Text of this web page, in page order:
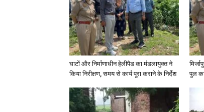
घाटों और निर्माणाधीन हेलीपैड का मंडलायुक्त ने
किया निरीक्षण, समय से कार्य पूरा कराने के निर्देश
पुल का